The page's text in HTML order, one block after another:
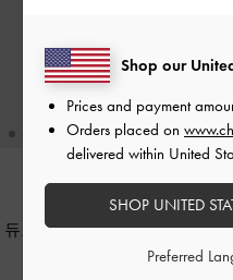
신상품
듀오 퀼팅 프론트 포켓 체인 호
소프트 핑크
Shop our
Prices and payment
Orders placed on
delivered within United
SHOP UNITED
Preferred